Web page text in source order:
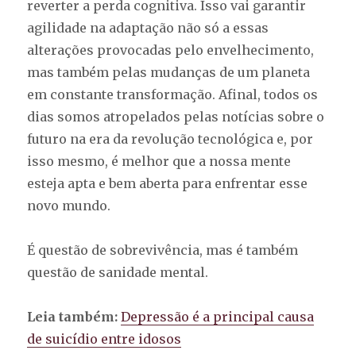
reverter a perda cognitiva. Isso vai garantir
agilidade na adaptação não só a essas
alterações provocadas pelo envelhecimento,
mas também pelas mudanças de um planeta
em constante transformação. Afinal, todos os
dias somos atropelados pelas notícias sobre o
futuro na era da revolução tecnológica e, por
isso mesmo, é melhor que a nossa mente
esteja apta e bem aberta para enfrentar esse
novo mundo.
É questão de sobrevivência, mas é também
questão de sanidade mental.
Leia também: Depressão é a principal causa
de suicídio entre idosos